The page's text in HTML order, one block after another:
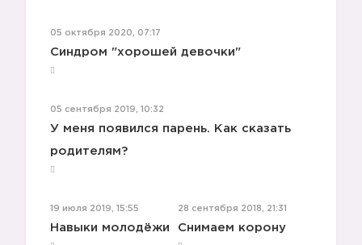
05 октября 2020, 07:17
Синдром "хорошей девочки"
05 сентября 2019, 10:32
У меня появился парень. Как сказать
родителям?
19 июля 2019, 15:55
Навыки молодёжи
28 сентября 2018, 21:31
Снимаем корону